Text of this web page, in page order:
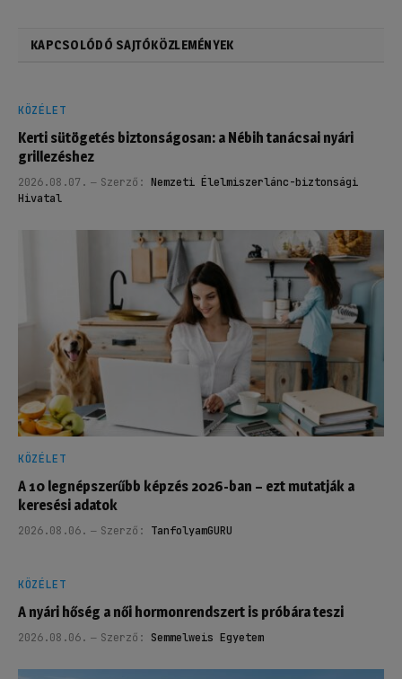
KAPCSOLÓDÓ SAJTÓKÖZLEMÉNYEK
KÖZÉLET
Kerti sütögetés biztonságosan: a Nébih tanácsai nyári
grillezéshez
2026.08.07. Szerző: Nemzeti Élelmiszerlánc-biztonsági
Hivatal
KÖZÉLET
A 10 legnépszerűbb képzés 2026-ban – ezt mutatják a
keresési adatok
2026.08.06. Szerző: TanfolyamGURU
KÖZÉLET
A nyári hőség a női hormonrendszert is próbára teszi
2026.08.06. Szerző: Semmelweis Egyetem